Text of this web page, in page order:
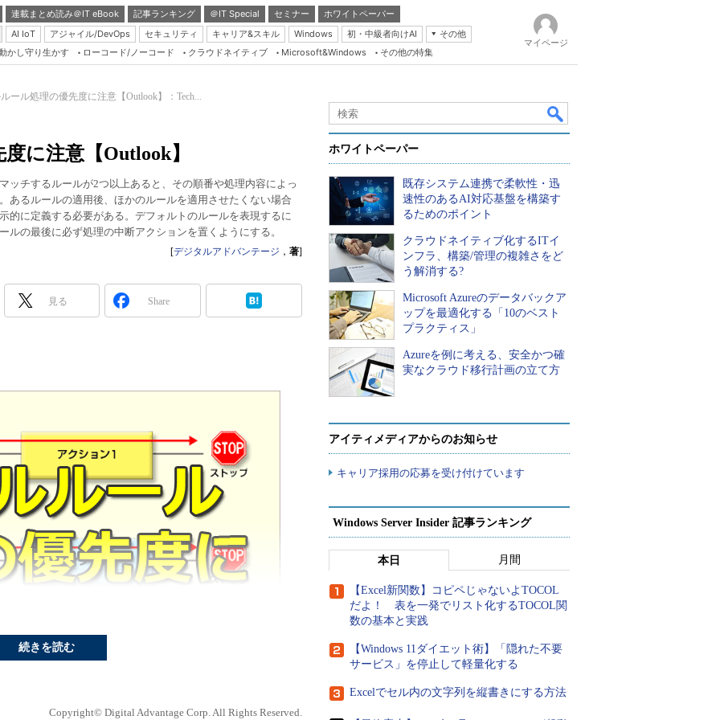
連載まとめ読み＠IT eBook 記事ランキング ＠IT Special セミナー
ホワイトペーパー
AI IoT
アジャイル/DevOps セキュリティ キャリア&スキル Windows 初・中級者向けAI
その他
Server & Storage
Database Expert
Linux ＆ OSS
Master of IP Network
Security & Trust
Insider.NET
かし守り生かす ローコード/ノーコード クラウドネイティブ Microsoft&Windows その他の特集
マイページ
ール処理の優先度に注意【Outlook】：Tech...
に注意【Outlook】
ッチするルールが2つ以上あると、その順番や処理内容によっ
あるルールの適用後、ほかのルールを適用させたくない場合
的に定義する必要がある。デフォルトのルールを表現するに
の最後に必ず処理の中断アクションを置くようにする。
[デジタルアドバンテージ ， 著]
見る Share
続きを読む
Copyright© Digital Advantage Corp. All Rights Reserved.
ホワイトペーパー
既存システム連携で柔軟性・迅
速性のあるAI対応基盤を構築す
るためのポイント
クラウドネイティブ化するITイ
ンフラ、構築/管理の複雑さをど
う解消する?
Microsoft Azureのデータバックア
ップを最適化する「10のベスト
プラクティス」
Azureを例に考える、安全かつ確
実なクラウド移行計画の立て方
アイティメディアからのお知らせ
キャリア採用の応募を受け付けています
Windows Server Insider 記事ランキング
本日 月間
【Excel新関数】コピペじゃないよTOCOL
だよ！ 表を一発でリスト化するTOCOL関
数の基本と実践
【Windows 11ダイエット術】「隠れた不要
サービス」を停止して軽量化する
Excelでセル内の文字列を縦書きにする方法